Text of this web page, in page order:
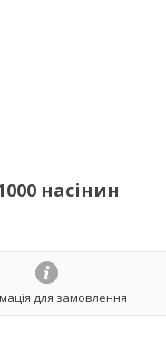
насінин
для замовлення